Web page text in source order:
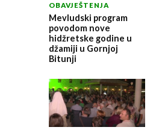
OBAVJEŠTENJA
Mevludski program
povodom nove
hidžretske godine u
džamiji u Gornjoj
Bitunji